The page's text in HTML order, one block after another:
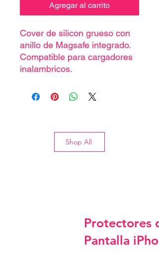
Agregar al carrito
Cover de silicon grueso con
anillo de Magsafe integrado.
Compatible para cargadores
inalambricos.
Shop All
Protectores
Pantalla